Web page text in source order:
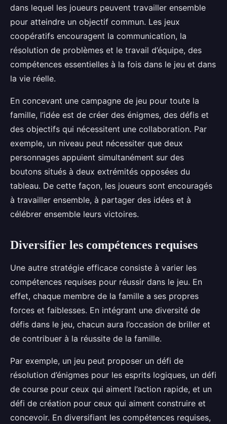
dans lequel les joueurs peuvent travailler ensemble
pour atteindre un objectif commun. Les jeux
coopératifs encouragent la communication, la
résolution de problèmes et le travail d’équipe, des
compétences essentielles à la fois dans le jeu et dans
la vie réelle.
En concevant une campagne de jeu pour toute la
famille, l’idée est de créer des énigmes, des défis et
des objectifs qui nécessitent une collaboration. Par
exemple, un niveau peut nécessiter que deux
personnages appuient simultanément sur des
boutons situés à deux extrémités opposées du
tableau. De cette façon, les joueurs sont encouragés
à travailler ensemble, à partager des idées et à
célébrer ensemble leurs victoires.
Diversifier les compétences requises
Une autre stratégie efficace consiste à varier les
compétences requises pour réussir dans le jeu. En
effet, chaque membre de la famille a ses propres
forces et faiblesses. En intégrant une diversité de
défis dans le jeu, chacun aura l’occasion de briller et
de contribuer à la réussite de la famille.
Par exemple, un jeu peut proposer un défi de
résolution d’énigmes pour les esprits logiques, un défi
de course pour ceux qui aiment l’action rapide, et un
défi de création pour ceux qui aiment construire et
concevoir. En diversifiant les compétences requises,